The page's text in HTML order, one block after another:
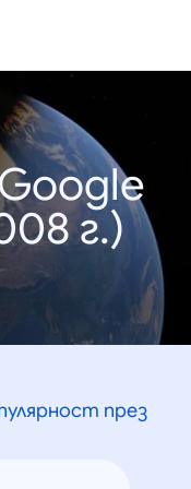
г.)
през